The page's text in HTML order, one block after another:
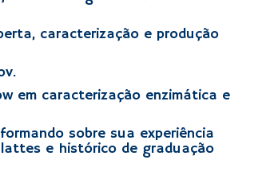
caracterização e produção
em caracterização enzimática e
sobre sua experiência
lattes e histórico de graduação